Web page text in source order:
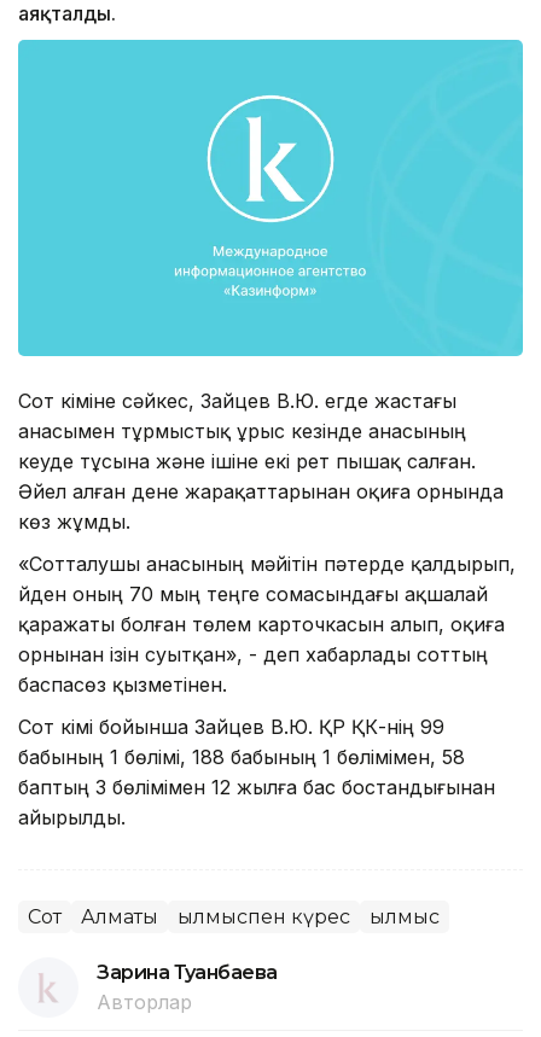
аяқталды.
Сот үкіміне сәйкес, Зайцев В.Ю. егде жастағы
анасымен тұрмыстық ұрыс кезінде анасының
кеуде тұсына және ішіне екі рет пышақ салған.
Әйел алған дене жарақаттарынан оқиға орнында
көз жұмды.
«Сотталушы анасының мәйітін пәтерде қалдырып,
үйден оның 70 мың теңге сомасындағы ақшалай
қаражаты болған төлем карточкасын алып, оқиға
орнынан ізін суытқан», - деп хабарлады соттың
баспасөз қызметінен.
Сот үкімі бойынша Зайцев В.Ю. ҚР ҚК-нің 99
бабының 1 бөлімі, 188 бабының 1 бөлімімен, 58
баптың 3 бөлімімен 12 жылға бас бостандығынан
айырылды.
Сот Алматы Қылмыспен күрес Қылмыс
Зарина Туғанбаева
Авторлар